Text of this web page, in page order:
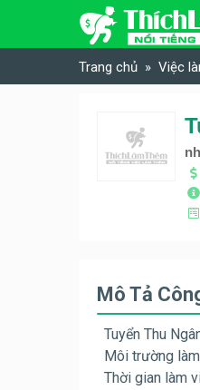
Skip to content
Trang chủ Việc
Mô Tả
Tuyển Thu
Môi trường
Thời gian làm